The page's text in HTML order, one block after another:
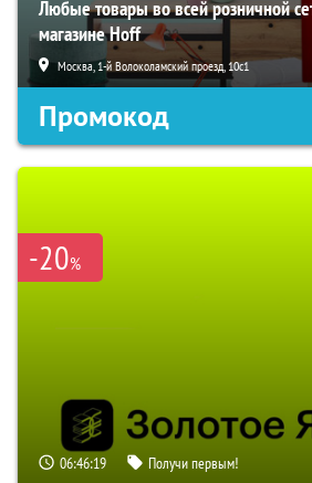
Любые товары во всей розничной
магазине Hoff
Москва, 1-й Волоколамский проезд, 10с1
Промокод
-20%
06:46:18 Получи первым!